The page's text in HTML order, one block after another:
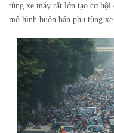
tùng xe máy rất lớn tạo cơ
mô hình buôn bán phụ tùng xe